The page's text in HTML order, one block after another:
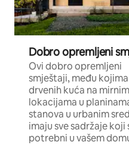
Dobro opremljeni
Ovi dobro opremljeni
smještaji, među
drvenih kuća na mirnim
lokacijama u
stanova u urbanim
imaju sve sadržaje koji
potrebni u vašem